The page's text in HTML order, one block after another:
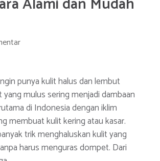
punya kulit halus dan lembut
mulus sering menjadi dambaan
di Indonesia dengan iklim
membuat kulit kering atau kasar.
trik menghaluskan kulit yang
harus menguras dompet. Dari